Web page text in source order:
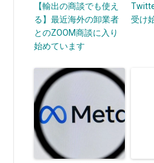
【輸出の商談でも使え
る】最近海外の卸業者
とのZOOM商談に入り
始めています
受け